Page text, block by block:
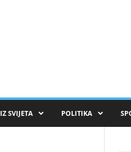
SVIJETA POLITIKA